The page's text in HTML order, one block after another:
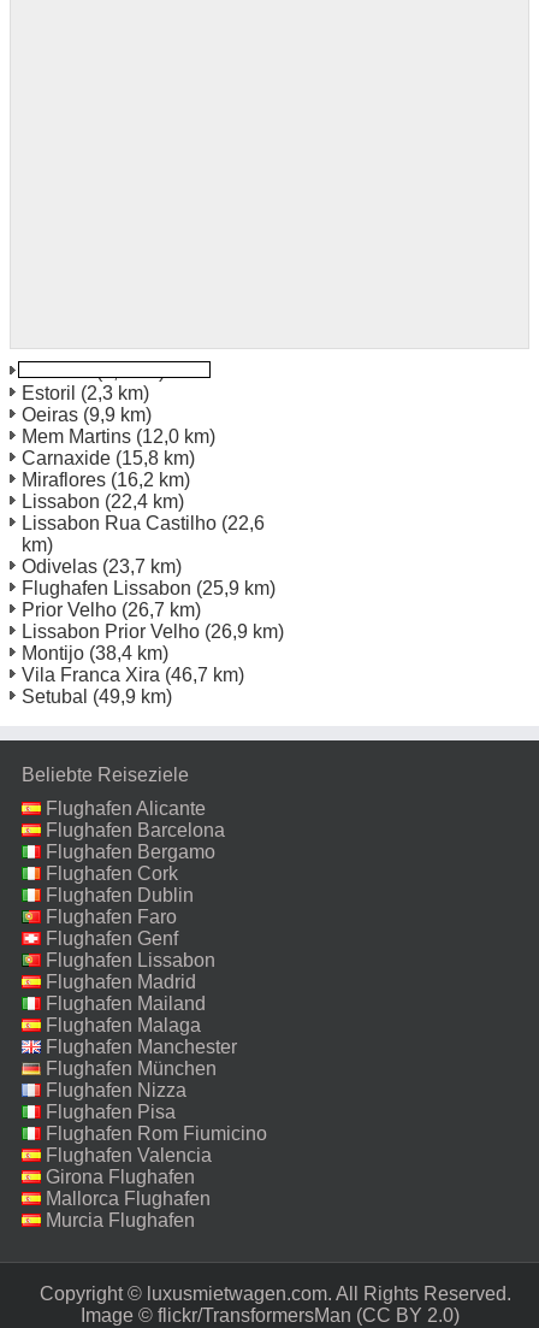
Cascais(1,2 km)
Estoril (2,3 km)
Oeiras (9,9 km)
Mem Martins (12,0 km)
Carnaxide (15,8 km)
Miraflores (16,2 km)
Lissabon (22,4 km)
Lissabon Rua Castilho (22,6
km)
Odivelas (23,7 km)
Flughafen Lissabon (25,9 km)
Prior Velho (26,7 km)
Lissabon Prior Velho (26,9 km)
Montijo (38,4 km)
Vila Franca Xira (46,7 km)
Setubal (49,9 km)
Beliebte Reiseziele
Flughafen Alicante
Flughafen Barcelona
Flughafen Bergamo
Flughafen Cork
Flughafen Dublin
Flughafen Faro
Flughafen Genf
Flughafen Lissabon
Flughafen Madrid
Flughafen Mailand
Malpensa
Flughafen Malaga
Flughafen Manchester
Flughafen München
Flughafen Nizza
Flughafen Pisa
Flughafen Rom Fiumicino
Flughafen Valencia
Girona Flughafen
Mallorca Flughafen
Murcia Flughafen
Copyright © luxusmietwagen.com. All Rights Reserved.‎
Image © flickr/TransformersMan (CC BY 2.0)‎